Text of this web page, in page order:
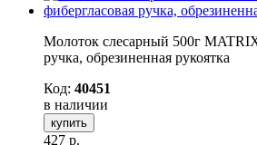
Молоток слесарный 500г
ручка, обрезиненная рукоятка
Код: 40451
в наличии
купить
427 р.